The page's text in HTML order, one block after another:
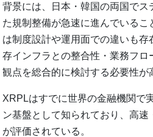
背景には、日本・韓国の両国でス
た規制整備が急速に進んでいるこ
は制度設計や運用面での違いも
存インフラとの整合性・業務フロ
観点を総合的に検討する必要性が
XRPLはすでに世界の金融機関で
ン基盤として知られており、高速
が評価されている。